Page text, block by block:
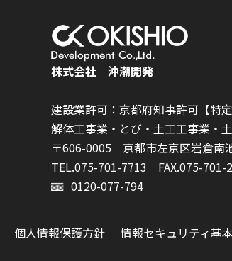
株式会社 沖潮開発
建設業許可：京都府知事許可【特
解体工事業・とび・土工工事業・
〒606-0005 京都市左京区岩倉南
TEL.075-701-7713 FAX.075-701-
0120-077-794
個人情報保護方針 情報セキュリティ基